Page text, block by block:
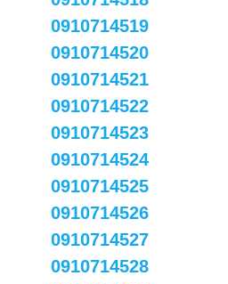
0910714519
0910714520
0910714521
0910714522
0910714523
0910714524
0910714525
0910714526
0910714527
0910714528